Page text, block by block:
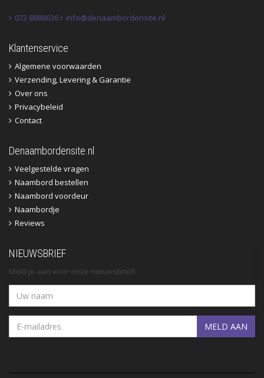
072-8888636 info@denaambordensite.nl
Klantenservice
Algemene voorwaarden
Verzending, Levering & Garantie
Over ons
Privacybeleid
Contact
Denaambordensite.nl
Veelgestelde vragen
Naambord bestellen
Naambord voordeur
Naambordje
Reviews
NIEUWSBRIEF
Meld je aan voor onze nieuwsbrief!
MELD AAN